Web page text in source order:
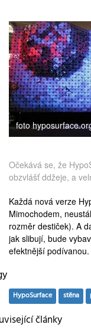
foto
Očekává se, že
obzvlášť ddžeje, a
Každá nová verze
Mimochodem,
rozměr destiček). A
jak slibují, bude
efektnější podívanou.
HypoSurface stěna
články